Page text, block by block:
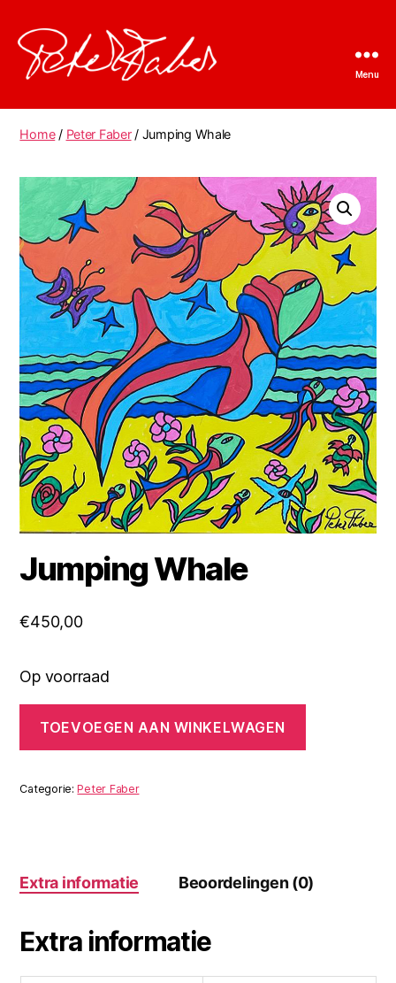
Faber
Menu
Home/ Peter Faber/ Jumping Whale
Jumping Whale
€450,00
Op voorraad
Whale
aantal
TOEVOEGEN AAN WINKELWAGEN
Categorie:Peter Faber
Extra informatie Beoordelingen (0)
Extra informatie